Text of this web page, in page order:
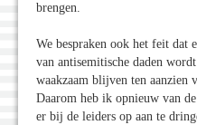
brengen.
We bespraken ook het feit dat
van antisemitische daden
waakzaam blijven ten aanzien
Daarom heb ik opnieuw van
er bij de leiders op aan te